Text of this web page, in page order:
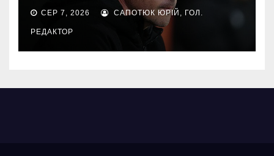
СЕР 7, 2026 САПОТЮК ЮРІЙ, ГОЛ.
РЕДАКТОР